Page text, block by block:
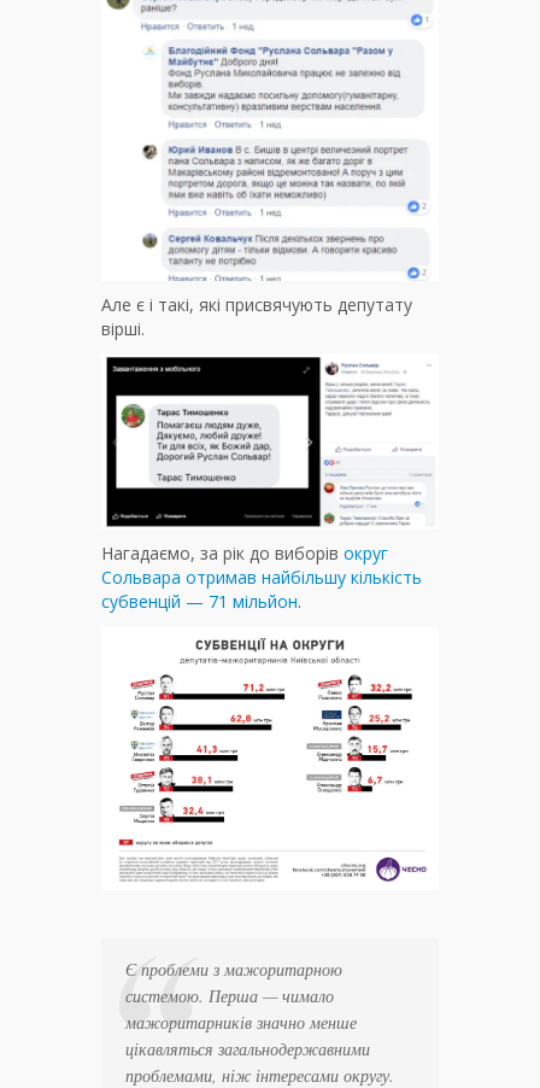
Але є і такі, які присвячують депутату
вірші.
Нагадаємо, за рік до виборів округ
Сольвара отримав найбільшу кількість
субвенцій — 71 мільйон.
Є проблеми з мажоритарною
системою. Перша — чимало
мажоритарників значно менше
цікавляться загальнодержавними
проблемами, ніж інтересами округу.